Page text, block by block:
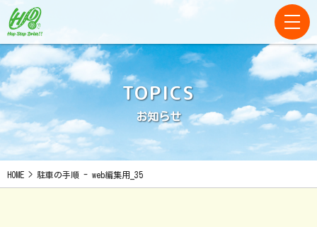
TOPICS
お知らせ
HOME > 駐車の手順 - web編集用_35